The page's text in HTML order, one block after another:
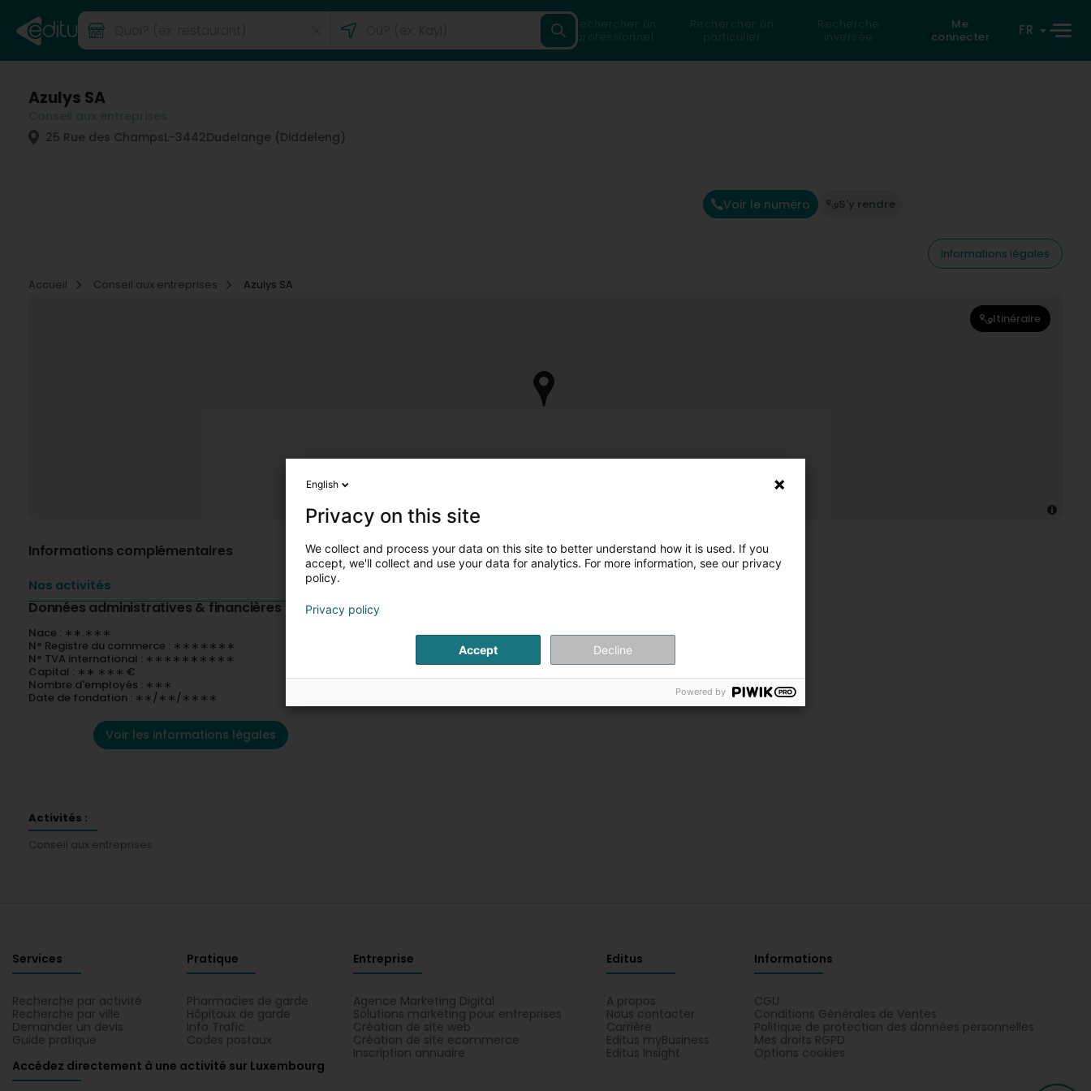
Rechercher un
professionnel
Rechercher un
particulier
Recherche
inversée
Me
connecter
FR
Azulys SA
25 Rue des ChampsL-3442Dudelange (Diddeleng)
Voir le numéro S'y rendre
Informations légales
Accueil
Conseil aux entreprises Azulys SA
Itinéraire
Informations complémentaires
Nos activités
Données administratives & financières
Nace : ∗∗.∗∗∗
N° Registre du commerce : ∗∗∗∗∗∗∗
N° TVA international : ∗∗∗∗∗∗∗∗∗∗
Capital : ∗∗ ∗∗∗ €
Nombre d'employés : ∗∗∗
Date de fondation : ∗∗/∗∗/∗∗∗∗
Voir les informations légales
Activités :
Conseil aux entreprises
Services
Recherche par activité
Recherche par ville
Demander un devis
Guide pratique
Pratique
Pharmacies de garde
Hôpitaux de garde
Info Trafic
Codes postaux
Entreprise
Agence Marketing Digital
Solutions marketing pour entreprises
Création de site web
Création de site ecommerce
Inscription annuaire
Editus
A propos
Nous contacter
Carrière
Editus myBusiness
Editus Insight
Informations
CGU
Conditions Générales de Ventes
Politique de protection des données personnelles
Mes droits RGPD
Options cookies
Accédez directement à une activité sur Luxembourg
English
Privacy on this site
We collect and process your data on this site to better understand how it is used. If you
accept, we'll collect and use your data for analytics. For more information, see our privacy
policy.
Privacy policy
Accept Decline
Powered by